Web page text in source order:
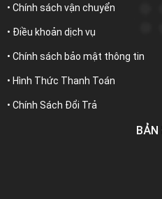
• Chính sách vận chuyển
• Điều khoản dịch vụ
• Chính sách bảo mật thông tin
• Hình Thức Thanh Toán
• Chính Sách Đổi Trả
BẢN